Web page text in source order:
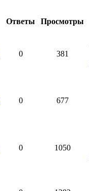
Ответы Просмотры
0 381
0 677
0 1050